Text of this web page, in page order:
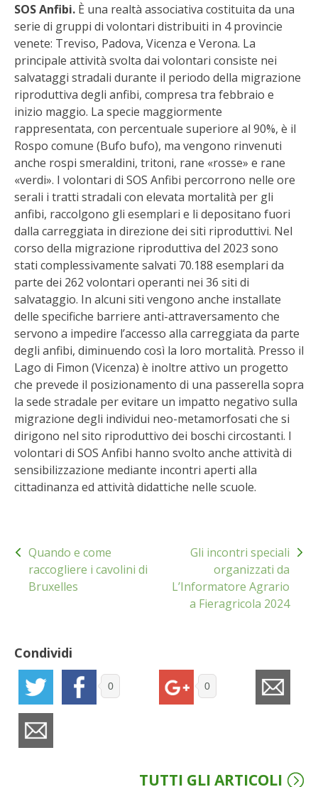
SOS Anfibi. È una realtà associativa costituita da una
serie di gruppi di volontari distribuiti in 4 provincie
venete: Treviso, Padova, Vicenza e Verona. La
principale attività svolta dai volontari consiste nei
salvataggi stradali durante il periodo della migrazione
riproduttiva degli anfibi, compresa tra febbraio e
inizio maggio. La specie maggiormente
rappresentata, con percentuale superiore al 90%, è il
Rospo comune (Bufo bufo), ma vengono rinvenuti
anche rospi smeraldini, tritoni, rane «rosse» e rane
«verdi». I volontari di SOS Anfibi percorrono nelle ore
serali i tratti stradali con elevata mortalità per gli
anfibi, raccolgono gli esemplari e li depositano fuori
dalla carreggiata in direzione dei siti riproduttivi. Nel
corso della migrazione riproduttiva del 2023 sono
stati complessivamente salvati 70.188 esemplari da
parte dei 262 volontari operanti nei 36 siti di
salvataggio. In alcuni siti vengono anche installate
delle specifiche barriere anti-attraversamento che
servono a impedire l’accesso alla carreggiata da parte
degli anfibi, diminuendo così la loro mortalità. Presso il
Lago di Fimon (Vicenza) è inoltre attivo un progetto
che prevede il posizionamento di una passerella sopra
la sede stradale per evitare un impatto negativo sulla
migrazione degli individui neo-metamorfosati che si
dirigono nel sito riproduttivo dei boschi circostanti. I
volontari di SOS Anfibi hanno svolto anche attività di
sensibilizzazione mediante incontri aperti alla
cittadinanza ed attività didattiche nelle scuole.
articoli
Quando e come
raccogliere i cavolini di
Bruxelles
Gli incontri speciali
organizzati da
L’Informatore Agrario
a Fieragricola 2024
Condividi
0 0
TUTTI GLI ARTICOLI